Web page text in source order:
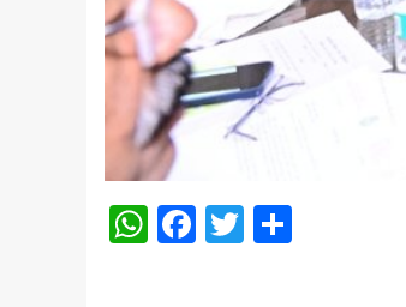
WhatsApp
Facebook
Twitter